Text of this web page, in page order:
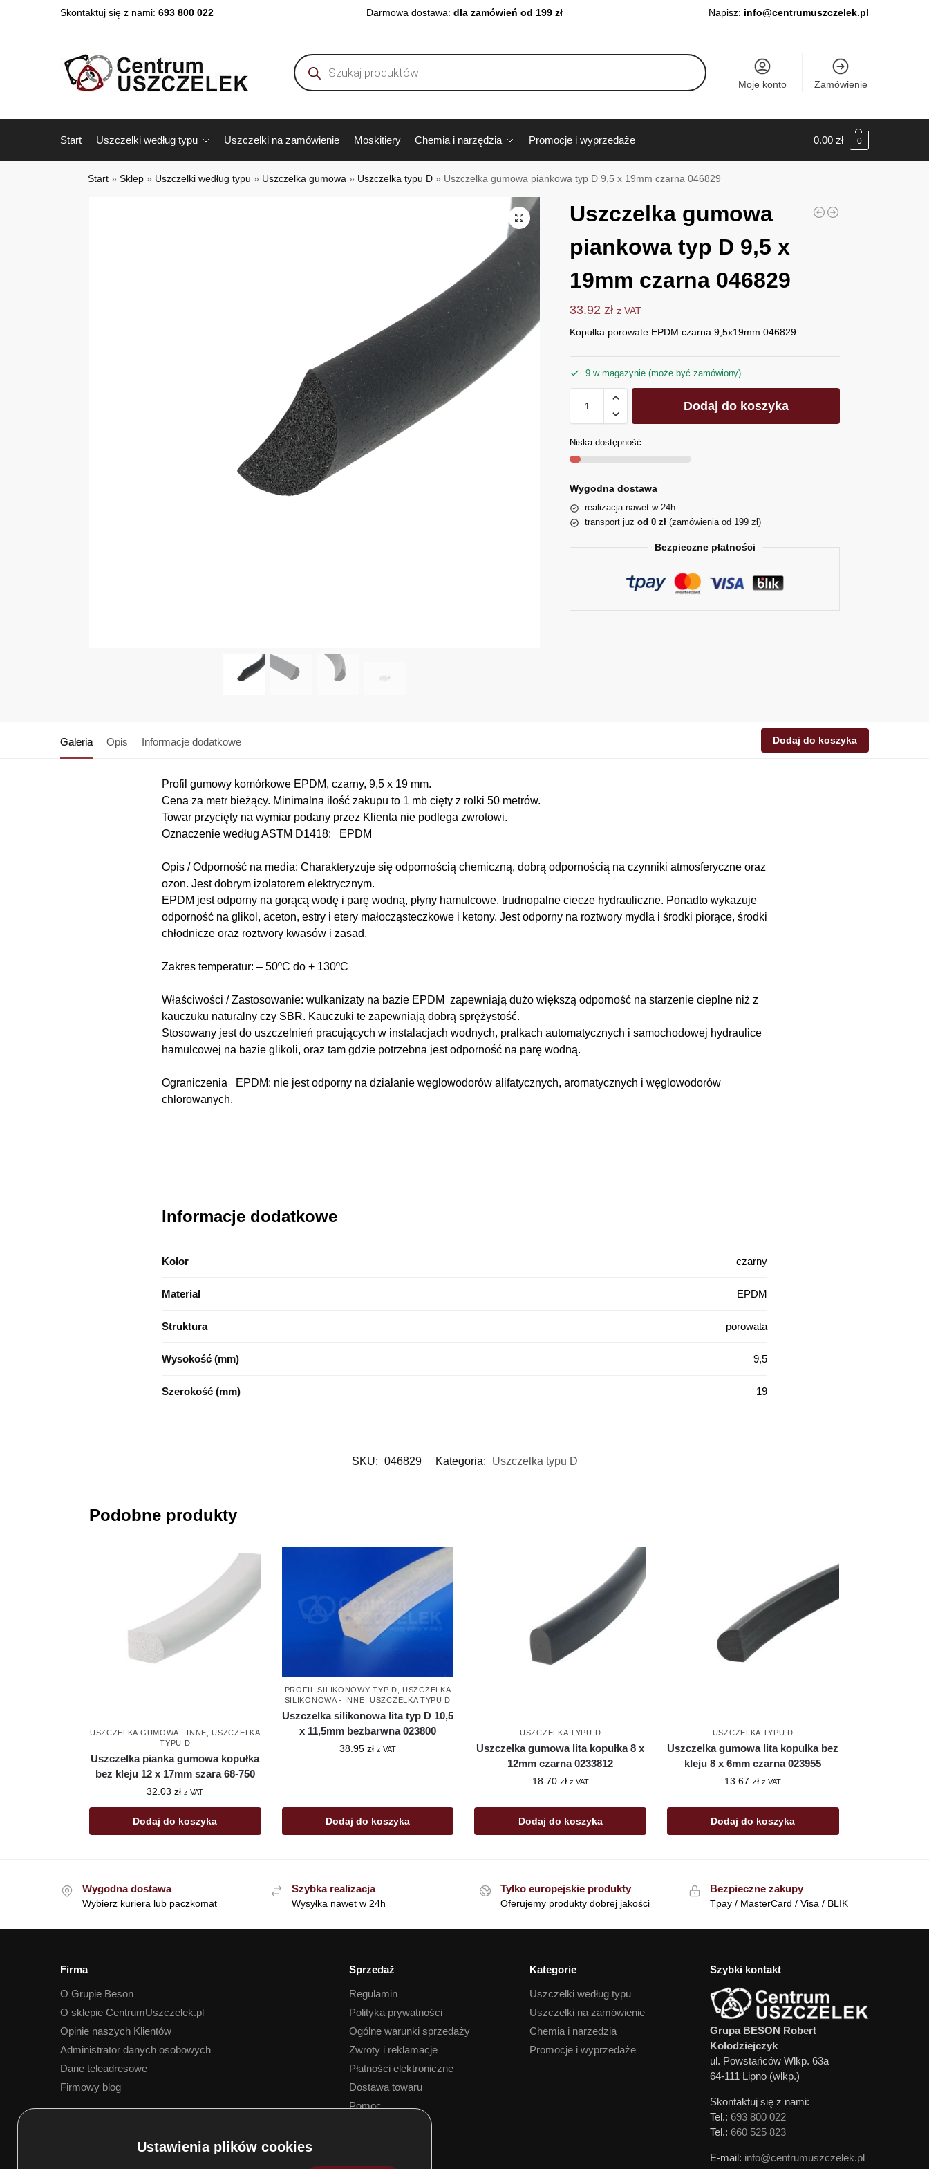
Skontaktuj się z nami: 693 800 022 Darmowa dostawa: dla zamówień od 199 zł Napisz: info@centrumuszczelek.pl
Moje konto Zamówienie
Start Uszczelki według typu Uszczelki na zamówienie Moskitiery Chemia i narzędzia Promocje i wyprzedaże 0.00 zł 0
Start » Sklep » Uszczelki według typu » Uszczelka gumowa » Uszczelka typu D » Uszczelka gumowa piankowa typ D 9,5 x 19mm czarna 046829
Uszczelka gumowa
piankowa typ D 9,5 x
19mm czarna 046829
33.92 zł z VAT
Kopułka porowate EPDM czarna 9,5x19mm 046829
9 w magazynie (może być zamówiony)
Dodaj do koszyka
Niska dostępność
Wygodna dostawa
realizacja nawet w 24h
transport jużod 0 zł (zamówienia od 199 zł)
Bezpieczne płatności
Galeria Opis Informacje dodatkowe Dodaj do koszyka
Profil gumowy komórkowe EPDM, czarny, 9,5 x 19 mm.
Cena za metr bieżący. Minimalna ilość zakupu to 1 mb cięty z rolki 50 metrów.
Towar przycięty na wymiar podany przez Klienta nie podlega zwrotowi.
Oznaczenie według ASTM D1418: EPDM
Opis / Odporność na media: Charakteryzuje się odpornością chemiczną, dobrą odpornością na czynniki atmosferyczne oraz
ozon. Jest dobrym izolatorem elektrycznym.
EPDM jest odporny na gorącą wodę i parę wodną, płyny hamulcowe, trudnopalne ciecze hydrauliczne. Ponadto wykazuje
odporność na glikol, aceton, estry i etery małocząsteczkowe i ketony. Jest odporny na roztwory mydła i środki piorące, środki
chłodnicze oraz roztwory kwasów i zasad.
Zakres temperatur: – 50ºC do + 130ºC
Właściwości / Zastosowanie: wulkanizaty na bazie EPDM zapewniają dużo większą odporność na starzenie cieplne niż z
kauczuku naturalny czy SBR. Kauczuki te zapewniają dobrą sprężystość.
Stosowany jest do uszczelnień pracujących w instalacjach wodnych, pralkach automatycznych i samochodowej hydraulice
hamulcowej na bazie glikoli, oraz tam gdzie potrzebna jest odporność na parę wodną.
Ograniczenia EPDM: nie jest odporny na działanie węglowodorów alifatycznych, aromatycznych i węglowodorów
chlorowanych.
Informacje dodatkowe
Kolor czarny
Materiał EPDM
Struktura porowata
Wysokość (mm) 9,5
Szerokość (mm) 19
SKU: 046829 Kategoria: Uszczelka typu D
Podobne produkty
USZCZELKA GUMOWA - INNE ,USZCZELKA
TYPU D
Uszczelka pianka gumowa kopułka
bez kleju 12 x 17mm szara 68-750
32.03zł z VAT
Dodaj do koszyka
PROFIL SILIKONOWY TYP D ,USZCZELKA
SILIKONOWA - INNE
USZCZELKA TYPU D
Uszczelka silikonowa lita typ D 10,5
x 11,5mm bezbarwna 023800
38.95 zł z VAT
Dodaj do koszyka
USZCZELKA TYPU D
Uszczelka gumowa lita kopułka 8 x
12mm czarna 0233812
18.70 zł z VAT
Dodaj do koszyka
USZCZELKA TYPU D
Uszczelka gumowa lita kopułka bez
kleju 8 x 6mm czarna 023955
13.67zł z VAT
Dodaj do koszyka
Wygodna dostawa
Wybierz kuriera lub paczkomat
Szybka realizacja
Wysyłka nawet w 24h
Tylko europejskie produkty
Oferujemy produkty dobrej jakości
Bezpieczne zakupy
Tpay / MasterCard / Visa / BLIK
Firma
O Grupie Beson
O sklepie CentrumUszczelek.pl
Opinie naszych Klientów
Administrator danych osobowych
Dane teleadresowe
Firmowy blog
Sprzedaż
Regulamin
Polityka prywatności
Ogólne warunki sprzedaży
Zwroty i reklamacje
Płatności elektroniczne
Dostawa towaru
Pomoc
Kategorie
Uszczelki według typu
Uszczelki na zamówienie
Chemia i narzedzia
Promocje i wyprzedaże
Szybki kontakt
Grupa BESON Robert
Kołodziejczyk
ul. Powstańców Wlkp. 63a
64-111 Lipno (wlkp.)
Skontaktuj się z nami:
Tel.: 693 800 022
Tel.: 660 525 823
E-mail: info@centrumuszczelek.pl